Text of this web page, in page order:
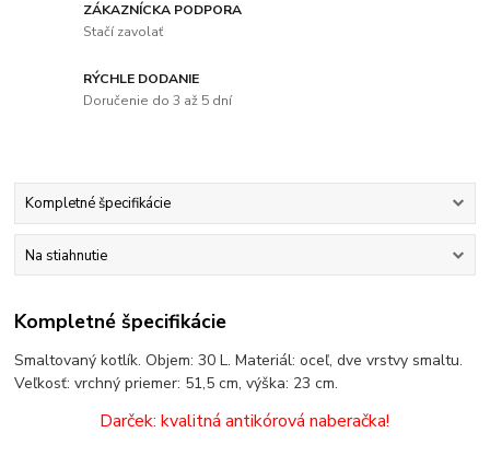
ZÁKAZNÍCKA PODPORA
Stačí zavolať
RÝCHLE DODANIE
Doručenie do 3 až 5 dní
Kompletné špecifikácie
Na stiahnutie
Kompletné špecifikácie
Smaltovaný kotlík. Objem: 30 L. Materiál: oceľ, dve vrstvy smaltu.
Veľkosť: vrchný priemer: 51,5 cm, výška: 23 cm.
Darček: kvalitná antikórová naberačka!